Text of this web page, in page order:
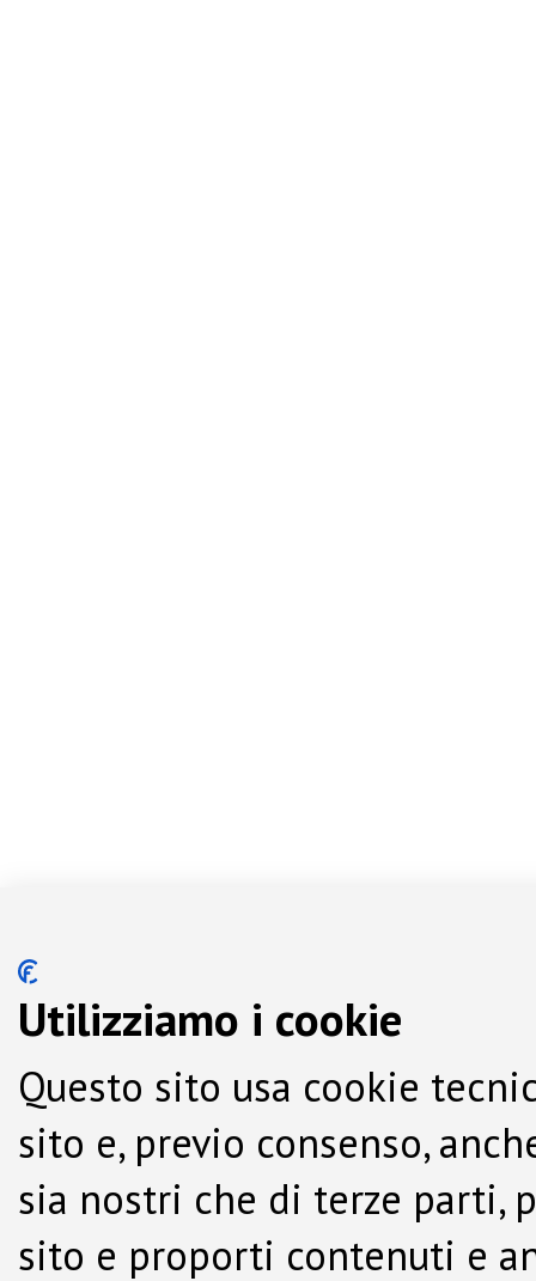
Utilizziamo i cookie
Questo sito usa cookie
sito e, previo consenso,
sia nostri che di terze parti,
sito e proporti contenuti e